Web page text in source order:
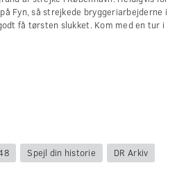
Fyn, så strejkede bryggeriarbejderne i
få tørsten slukket. Kom med en tur i
Spejl din historie DR Arkiv